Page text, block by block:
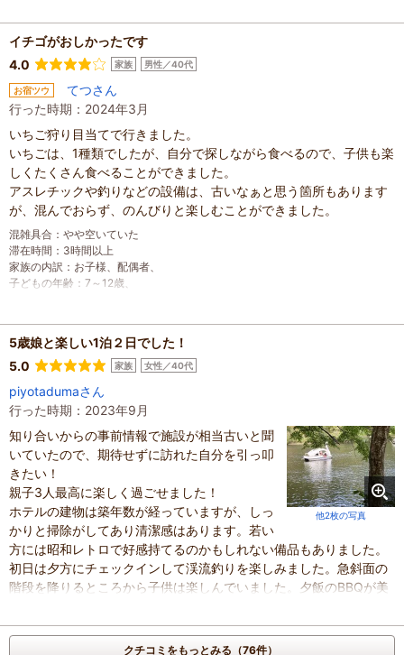
子どもの年齢：7～12歳、
人数：3人～5人
投稿日
：2025年1月7日
イチゴがおしかったです
4.0
家族 男性／40代
お宿ツウ
てつさん
行った時期：2024年3月
いちご狩り目当てで行きました。
いちごは、1種類でしたが、自分で探しながら食べるので、子供も楽
しくたくさん食べることができました。
アスレチックや釣りなどの設備は、古いなぁと思う箇所もあります
が、混んでおらず、のんびりと楽しむことができました。
混雑具合 ： やや空いていた
滞在時間 ： 3時間以上
家族の内訳 ： お子様、 配偶者、
子どもの年齢 ： 7～12歳、
5歳娘と楽しい1泊２日でした！
5.0
家族 女性／40代
piyotadumaさん
行った時期：2023年9月
他2枚の写真
知り合いからの事前情報で施設が相当古いと聞
いていたので、期待せずに訪れた自分を引っ叩
きたい！
親子3人最高に楽しく過ごせました！
ホテルの建物は築年数が経っていますが、しっ
かりと掃除がしてあり清潔感はあります。若い
方には昭和レトロで好感持てるのかもしれない備品もありました。
初日は夕方にチェックインして渓流釣りを楽しみました。急斜面の
階段を降りるところから子供は楽しんでいました。夕飯のBBQが美
うですが、牛ハラミは丁寧に処理され柔らかくてジューシー。猪肉
は臭みなく脂が甘い。クチコミをもっとみる（76件）